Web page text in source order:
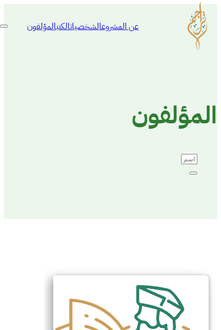
عن المشروعالشخصياتالكتبالمؤلفون
المؤلفون